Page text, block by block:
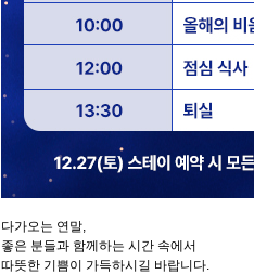
다가오는 연말,
좋은 분들과 함께하는 시간 속에서
따뜻한 기쁨이 가득하시길 바랍니다.